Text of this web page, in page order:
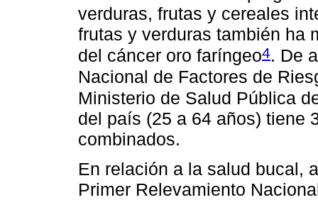
verduras, frutas y cereales
frutas y verduras también ha
del cáncer oro faríngeo4. De
Nacional de Factores de
Ministerio de Salud Pública
del país (25 a 64 años) tiene
combinados.
En relación a la salud bucal,
Primer Relevamiento